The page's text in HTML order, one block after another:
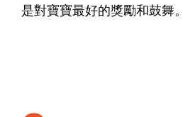
是對寶寶最好的獎勵和鼓舞。